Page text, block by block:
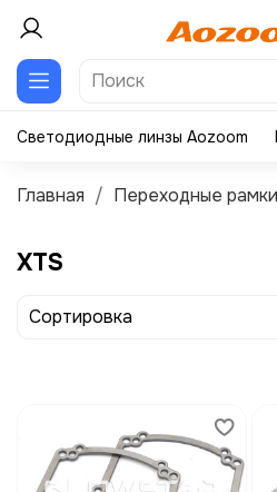
Светодиодные линзы Aozoom
Главная Переходные
XTS